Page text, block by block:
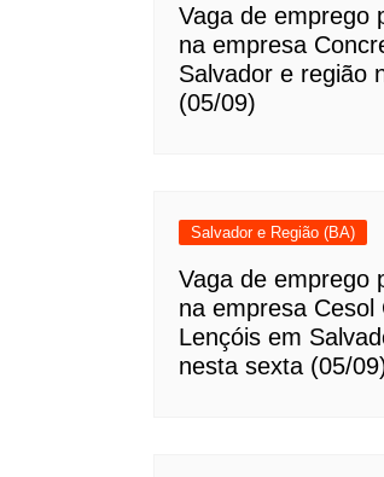
Vaga de emprego
na empresa
Salvador e região
(05/09)
Salvador e Região (BA)
Vaga de emprego
na empresa Cesol
Lençóis em
nesta sexta (05/